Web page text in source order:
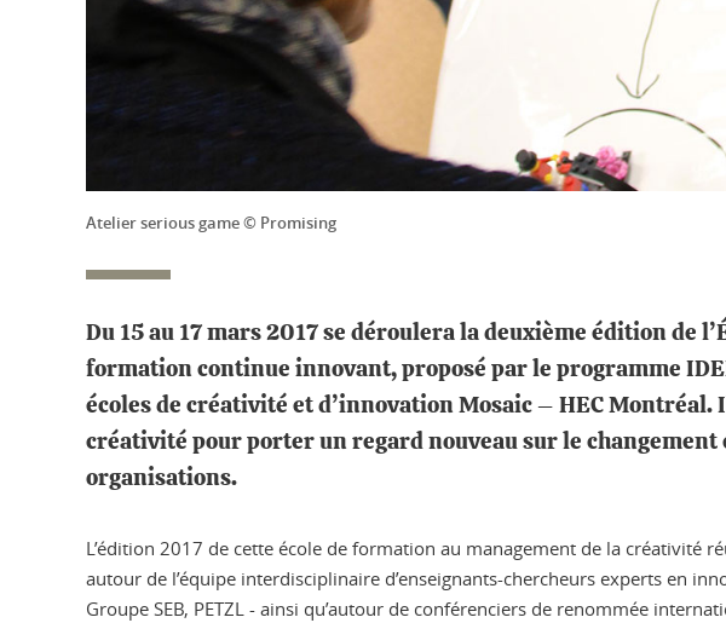
Atelier serious game © Promising
Du 15 au 17 mars 2017 se déroulera la deuxième édition de
formation continue innovant, proposé par le programme
écoles de créativité et d’innovation Mosaic – HEC
créativité pour porter un regard nouveau sur le
organisations.
L’édition 2017 de cette école de formation au management de la créativité
autour de l’équipe interdisciplinaire d’enseignants-chercheurs experts en
Groupe SEB, PETZL - ainsi qu’autour de conférenciers de renommée